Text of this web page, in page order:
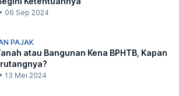
• 06 Sep 2024
PAJAK
atau Bangunan Kena BPHTB, Kapan
• 13 Mei 2024